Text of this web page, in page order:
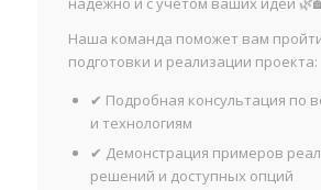
Наша команда поможет вам
подготовки и реализации проекта:
✔ Подробная консультация по
и технологиям
✔ Демонстрация примеров
решений и доступных опций